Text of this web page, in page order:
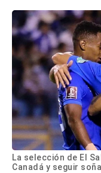
La selección de El
Canadá y seguir